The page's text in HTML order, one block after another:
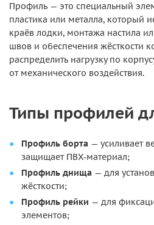
Профиль — это специальный
пластика или металла, который
краёв лодки, монтажа настила
швов и обеспечения жёсткости
распределить нагрузку по
от механического воздействия.
Типы профилей
Профиль борта — усиливает
защищает ПВХ‑материал;
Профиль днища — для
жёсткости;
Профиль рейки — для
элементов;